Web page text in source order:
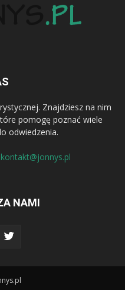
Znajdziesz na nim
pomogę poznać wiele
odwiedzenia.
kontakt@jonnys.pl
NAMI